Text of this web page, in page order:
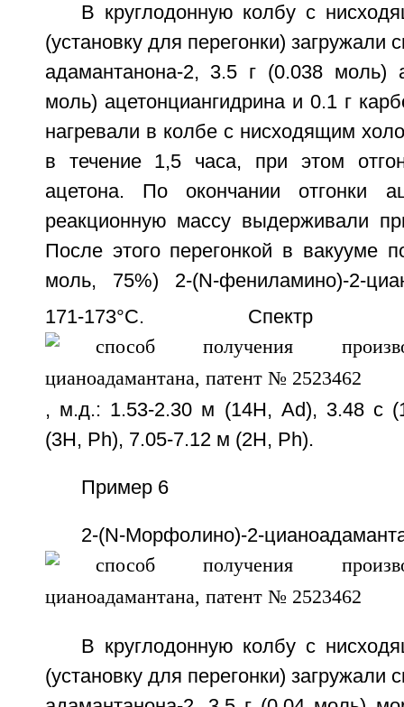
В круглодонную колбу с
(установку для перегонки) загружали
адамантанона-2, 3.5 г (0.038 моль)
моль) ацетонциангидрина и 0.1 г
нагревали в колбе с нисходящим
в течение 1,5 часа, при этом
ацетона. По окончании отгонки
реакционную массу выдерживали
После этого перегонкой в вакууме
моль, 75%) 2-(N-фениламино)-2-
171-173°С.
, м.д.: 1.53-2.30 м (14Н, Ad), 3.48 с
(3Н, Ph), 7.05-7.12 м (2Н, Ph).
Пример 6
2-(N-Морфолино)-2-
В круглодонную колбу с
(установку для перегонки) загружали